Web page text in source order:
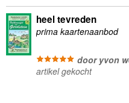
heel tevreden
prima kaartenaanbod
door yvon
artikel gekocht